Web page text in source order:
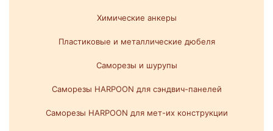
Химические анкеры
Пластиковые и металлические дюбеля
Саморезы и шурупы
Саморезы HARPOON для сэндвич-панелей
Саморезы HARPOON для мет-их конструкции